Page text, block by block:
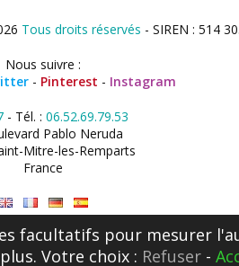
Tous droits réservés - SIREN : 514
Nous suivre :
- Pinterest - Instagram
- Tél. : 06.52.69.79.53
Pablo Neruda
Mitre-les-Remparts
France
facultatifs pour mesurer
Votre choix : Refuser -